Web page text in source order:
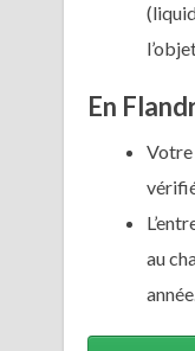
En
au